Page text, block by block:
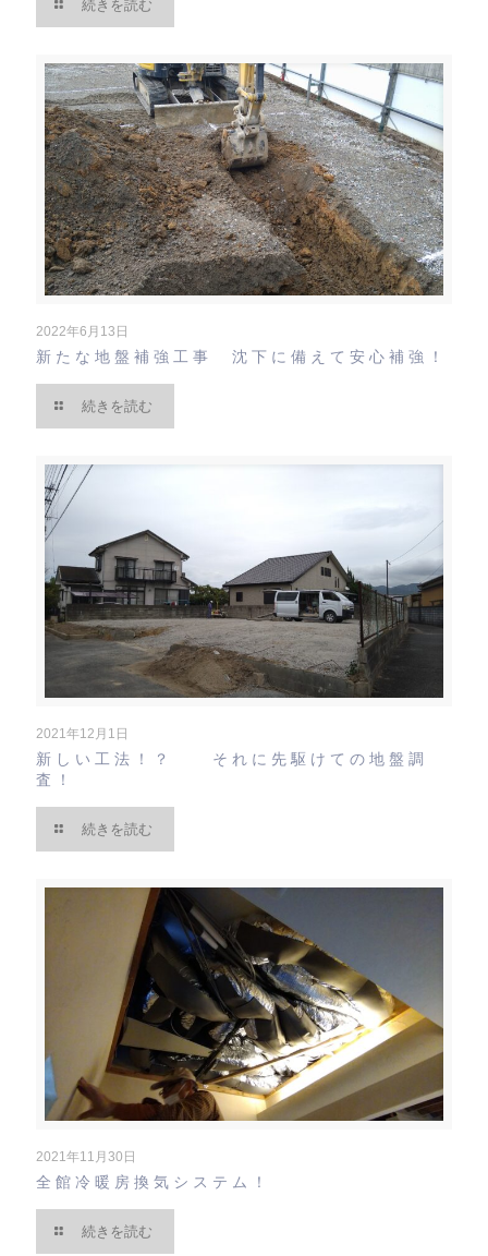
続きを読む
2022年6月13日
新たな地盤補強工事 沈下に備えて安心補強！
続きを読む
2021年12月1日
新しい工法！？ それに先駆けての地盤調
査！
続きを読む
2021年11月30日
全館冷暖房換気システム！
続きを読む